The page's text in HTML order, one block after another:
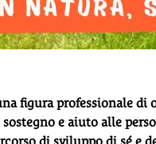
figura professionale
e aiuto alle